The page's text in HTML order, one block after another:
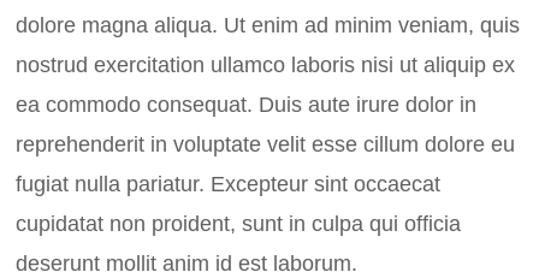
dolore magna aliqua. Ut enim ad minim veniam, quis
nostrud exercitation ullamco laboris nisi ut aliquip ex
ea commodo consequat. Duis aute irure dolor in
reprehenderit in voluptate velit esse cillum dolore eu
fugiat nulla pariatur. Excepteur sint occaecat
cupidatat non proident, sunt in culpa qui officia
deserunt mollit anim id est laborum.